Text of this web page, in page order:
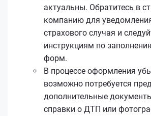
актуальны. Обратитесь в
компанию для
страхового случая и
инструкциям по
форм.
В процессе оформления
возможно потребуется
дополнительные
справки о ДТП или